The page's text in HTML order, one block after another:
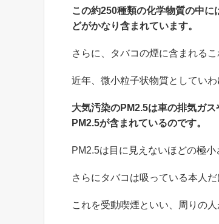
この約250種類の化学物質の中
どがかなり含まれています。
さらに、タバコの煙に含まれる
近年、微小粒子状物質としてい
大気汚染のPM2.5は車の排気ガ
PM2.5が含まれているのです。
PM2.5は目に見えないほどの極
さらにタバコは吸っている本人
これを受動喫煙といい、周りの